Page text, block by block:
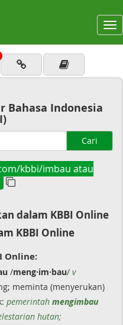
Bahasa Indonesia
Cari
kbbi/imbau atau
dalam KBBI Online
KBBI Online
Online:
/meng·im·bau/ v
meminta (menyerukan)
pemerintah mengimbau
hutan;